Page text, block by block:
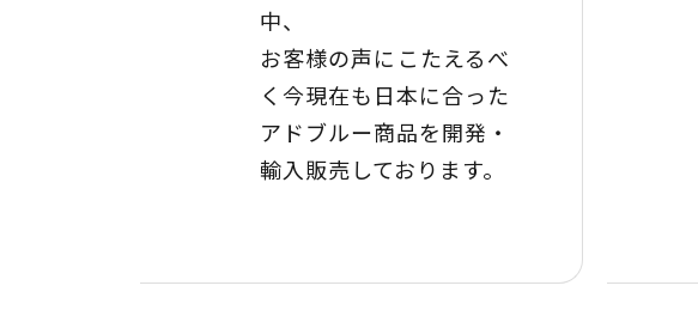
中、
お客様の声にこたえるべ
く今現在も日本に合った
アドブルー商品を開発・
輸入販売しております。